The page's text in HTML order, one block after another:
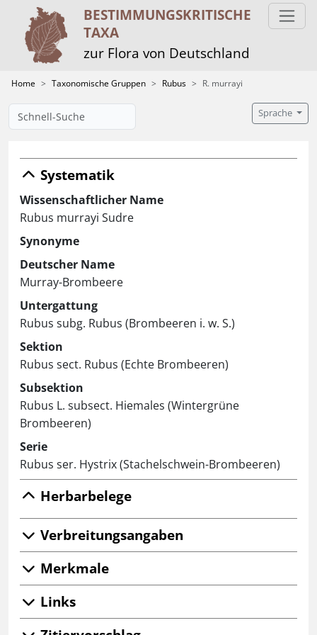
BESTIMMUNGS­KRITISCHE
TAXA
zur Flora von Deutschland
Home Taxonomische Gruppen Rubus R. murrayi
Sprache
Systematik
Wissenschaftlicher Name
Rubus murrayi Sudre
Synonyme
Deutscher Name
Murray-Brombeere
Untergattung
Rubus subg. Rubus (Brombeeren i. w. S.)
Sektion
Rubus sect. Rubus (Echte Brombeeren)
Subsektion
Rubus L. subsect. Hiemales (Wintergrüne
Brombeeren)
Serie
Rubus ser. Hystrix (Stachelschwein-Brombeeren)
Herbarbelege
Verbreitungsangaben
Merkmale
Links